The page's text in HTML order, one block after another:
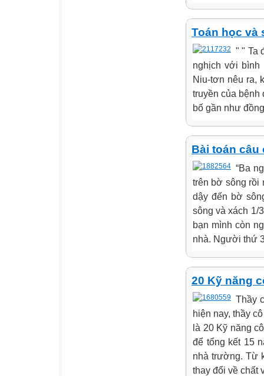
Toán học và
" " Ta
nghịch với
Niu-tơn nêu ra,
truyền của bệnh
bố gần như
Bài toán câu
“Ba
trên bờ sông rồi
dậy đến bờ
sông và xách 1/
bạn mình còn
nhà. Người thứ
20 Kỹ năng
Thầy
hiện nay, thầy
là 20 Kỹ năng
để tổng kết 15
nhà trường. Từ
thay đổi về chất